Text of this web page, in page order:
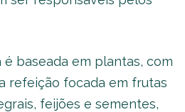
baseada em plantas, com
refeição focada em frutas
feijões e sementes,